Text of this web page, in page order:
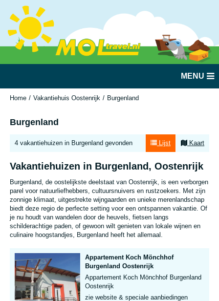
MENU
Home Vakantiehuis Oostenrijk Burgenland
Burgenland
4 vakantiehuizen in Burgenland gevonden Lijst Kaart
Vakantiehuizen in Burgenland, Oostenrijk
Burgenland, de oostelijkste deelstaat van Oostenrijk, is een verborgen
parel voor natuurliefhebbers, cultuursnuivers en rustzoekers. Met zijn
zonnige klimaat, uitgestrekte wijngaarden en unieke merenlandschap
biedt deze regio de perfecte setting voor een ontspannen vakantie. Of
je nu houdt van wandelen door de heuvels, fietsen langs
schilderachtige paden, of gewoon wilt genieten van lokale wijnen en
culinaire hoogstandjes, Burgenland heeft het allemaal.
Appartement Koch Mönchhof
Burgenland Oostenrijk
Appartement Koch Mönchhof Burgenland
Oostenrijk
zie website & speciale aanbiedingen